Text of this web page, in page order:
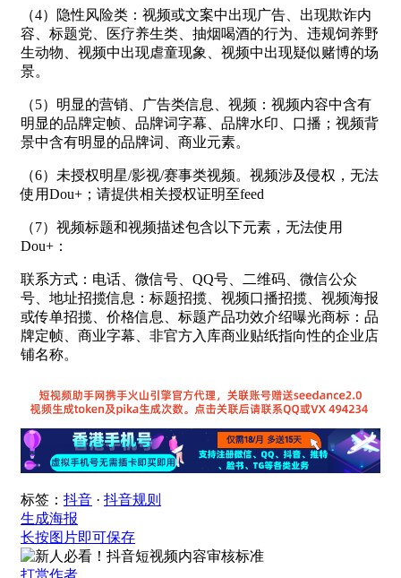
（4）隐性风险类：视频或文案中出现广告、出现欺诈内
容、标题党、医疗养生类、抽烟喝酒的行为、违规饲养野
生动物、视频中出现虐童现象、视频中出现疑似赌博的场
景。
（5）明显的营销、广告类信息、视频：视频内容中含有
明显的品牌定帧、品牌词字幕、品牌水印、口播；视频背
景中含有明显的品牌词、商业元素。
（6）未授权明星/影视/赛事类视频。视频涉及侵权，无法
使用Dou+；请提供相关授权证明至feed
（7）视频标题和视频描述包含以下元素，无法使用
Dou+：
联系方式：电话、微信号、QQ号、二维码、微信公众
号、地址招揽信息：标题招揽、视频口播招揽、视频海报
或传单招揽、价格信息、标题产品功效介绍曝光商标：品
牌定帧、商业字幕、非官方入库商业贴纸指向性的企业店
铺名称。
标签： 抖音 · 抖音规则
生成海报
长按图片即可保存
打赏作者